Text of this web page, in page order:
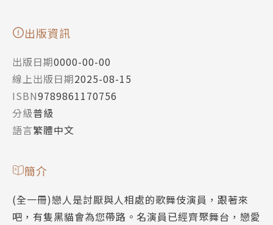
出版資訊
出版日期0000-00-00
線上出版日期2025-08-15
ISBN9789861170756
分級普級
語言繁體中文
簡介
(全一冊)戀人是討厭與人相處的歌舞伎演員，跟著來
吧，有隻黑貓會為您帶路。名演員已經齊聚舞台，戀愛